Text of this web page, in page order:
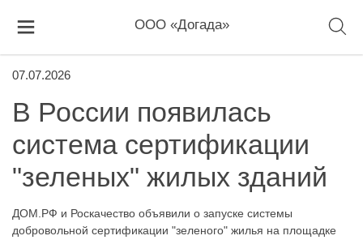
ООО «Догада»
07.07.2026
В России появилась
система сертификации
"зеленых" жилых зданий
ДОМ.РФ и Роскачество объявили о запуске системы
добровольной сертификации "зеленого" жилья на площадке